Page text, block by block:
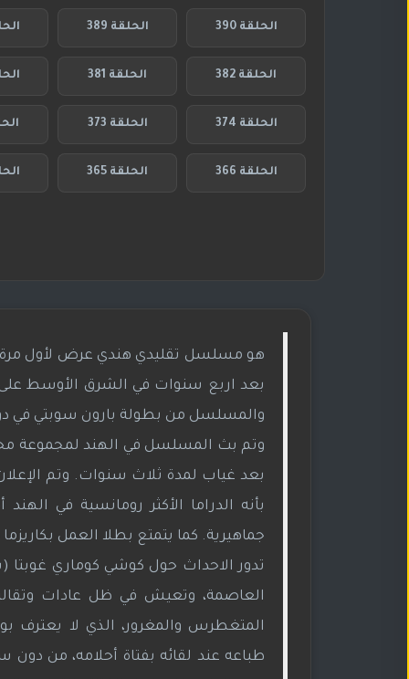
الحلقة 390 الحلقة 389
الحلقة 382 الحلقة 381
الحلقة 374 الحلقة 373
الحلقة 366 الحلقة 365
بعد اربع سنوات في الشرق الأوسط على
والمسلسل من بطولة بارون سوبتي في دور
بعد غياب لمدة ثلاث سنوات. وتم
بأنه الدراما الأكثر رومانسية في
جماهيرية. كما يتمتع بطلا العمل
تدور الاحداث حول كوشي كوماري غوبتا
العاصمة، وتعيش في ظل عادات
المتغطرس والمغرور، الذي لا يعترف
طباعه عند لقائه بفتاة أحلامه، من